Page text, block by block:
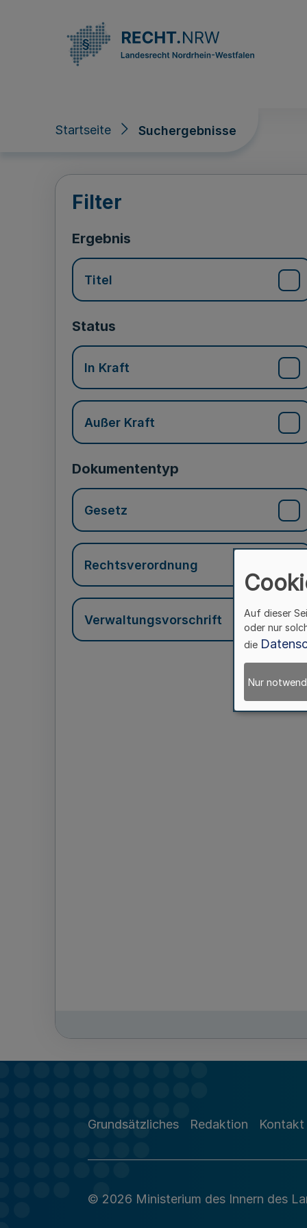
Startseite Suchergebnisse
Suchergebnisse
Filter
Ergebnis
Titel
Status
In Kraft
Außer Kraft
Dokumententyp
Gesetz
Rechtsverordnung
Verwaltungsvorschrift
Grundsätzliches Redaktion Kontakt
© 2026 Ministerium des Innern des
Auf dieser
oder nur
die
Nur